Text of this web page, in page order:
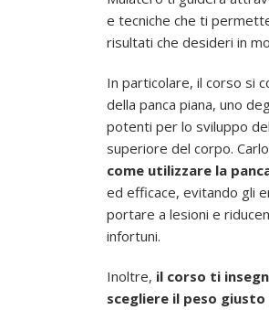
e tecniche che ti
risultati che desideri in
In particolare, il corso si
della panca piana, uno
potenti per lo sviluppo
superiore del corpo.
come utilizzare la
ed efficace, evitando gli
portare a lesioni e
infortuni.
Inoltre, il corso ti
scegliere il peso giusto